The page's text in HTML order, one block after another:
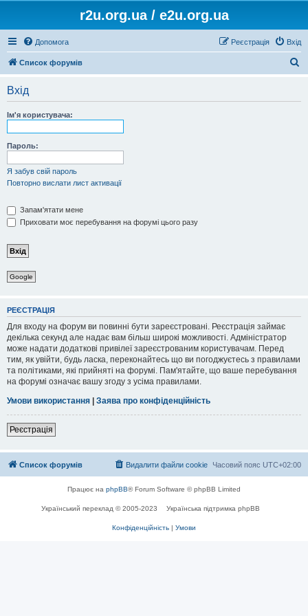
r2u.org.ua / e2u.org.ua
Допомога Вхід
Реєстрація
Список форумів
Вхід
Ім'я користувача:
Пароль:
Я забув свій пароль
Повторно вислати лист активації
Запам'ятати мене
Приховати моє перебування на форумі цього разу
Google
РЕЄСТРАЦІЯ
Для входу на форум ви повинні бути зареєстровані. Реєстрація займає
декілька секунд але надає вам більш широкі можливості. Адміністратор
може надати додаткові привілеї зареєстрованим користувачам. Перед
тим, як увійти, будь ласка, переконайтесь що ви погоджуєтесь з правилами
та політиками, які прийняті на форумі. Пам'ятайте, що ваше перебування
на форумі означає вашу згоду з усіма правилами.
Умови використання | Заява про конфіденційність
Реєстрація
Список форумів Часовий пояс UTC+02:00
Видалити файли cookie
Працює на phpBB® Forum Software © phpBB Limited
Український переклад © 2005-2023 Українська підтримка phpBB
Конфіденційність | Умови